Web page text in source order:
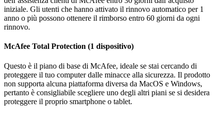
iniziale. Gli utenti che hanno attivato il rinnovo automatico per 1
anno o più possono ottenere il rimborso entro 60 giorni da ogni
rinnovo.
McAfee Total Protection (1 dispositivo)
Questo è il piano di base di McAfee, ideale se stai cercando di
proteggere il tuo computer dalle minacce alla sicurezza. Il prodotto
non supporta alcuna piattaforma diversa da MacOS e Windows,
pertanto è consigliabile scegliere uno degli altri piani se si desidera
proteggere il proprio smartphone o tablet.